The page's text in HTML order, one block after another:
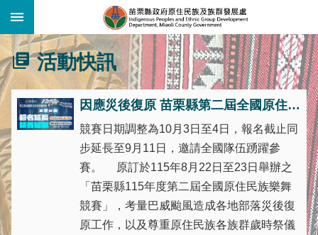
跳到主要內容區塊
:::
活動快訊
因應災後復原 苗栗縣第二屆全國原住民族樂舞競賽延期辦理
競賽日期調整為10月3日至4日，報名截止同
步延長至9月11日，邀請全國隊伍踴躍參
賽。 原訂於115年8月22日至23日舉辦之
「苗栗縣115年度第二屆全國原住民族樂舞
競賽」，考量巴威颱風造成各地部落災後復
原工作，以及尊重原住民族各族群歲時祭儀